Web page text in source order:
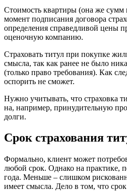
Стоимость квартиры (она же сумм
момент подписания договора
определения справедливой цены
оценочную компанию.
Страховать титул при покупке
смысла, так как ранее не было
(только право требования). Как
оспорить не сможет.
Нужно учитывать, что страховка
на, например, принудительную
долги.
Срок страхования
Формально, клиент может
любой срок. Однако на практике,
года. Меньше – слишком
имеет смысла. Дело в том, что